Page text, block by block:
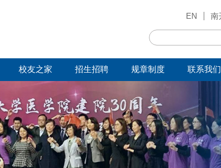
EN 南
校友之家 招生招聘 规章制度 联系我们